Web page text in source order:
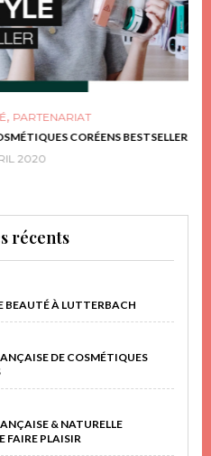
, PARTENARIAT
CORÉENS BESTSELLER
2020
récents
BEAUTÉ À LUTTERBACH
DE COSMÉTIQUES
& NATURELLE
FAIRE PLAISIR